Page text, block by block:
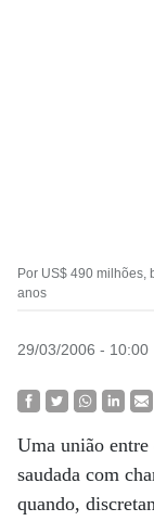
Por US$ 490 milhões,
anos
29/03/2006 - 10:00
Uma união
saudada com
quando,